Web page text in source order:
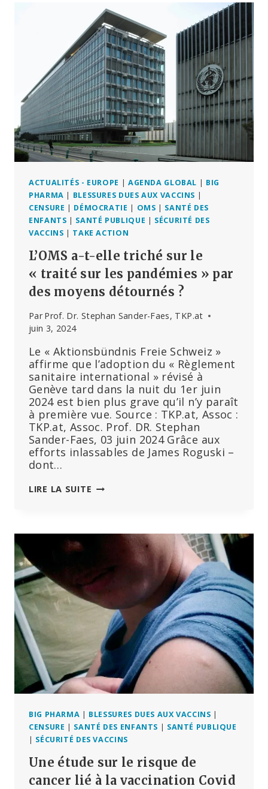
CROIRE
UN
SEUL
MOT »
:
FAUCI
DÉFEND
LES
MESURES
COVID
LORS
D’UNE
CONFRONTATION
AVEC
DES
LÉGISLATEURS
SCEPTIQUES
ACTUALITÉS - EUROPE | AGENDA GLOBAL | BIG
PHARMA | BLESSURES DUES AUX VACCINS |
CENSURE | DÉMOCRATIE | OMS | SANTÉ DES
ENFANTS | SANTÉ PUBLIQUE | SÉCURITÉ DES
VACCINS | TAKE ACTION
L’OMS a-t-elle triché sur le
« traité sur les pandémies » par
des moyens détournés ?
Par Prof. Dr. Stephan Sander-Faes, TKP.at
juin 3, 2024
Le « Aktionsbündnis Freie Schweiz »
affirme que l’adoption du « Règlement
sanitaire international » révisé à
Genève tard dans la nuit du 1er juin
2024 est bien plus grave qu’il n’y paraît
à première vue. Source : TKP.at, Assoc :
TKP.at, Assoc. Prof. DR. Stephan
Sander-Faes, 03 juin 2024 Grâce aux
efforts inlassables de James Roguski –
dont…
LIRE LA SUITE L’OMS
TRICHÉ
« TRAITÉ
LES
PANDÉMIES »
PAR
DES
MOYENS
DÉTOURNÉS
?
BIG PHARMA | BLESSURES DUES AUX VACCINS |
CENSURE | SANTÉ DES ENFANTS | SANTÉ PUBLIQUE
| SÉCURITÉ DES VACCINS
Une étude sur le risque de
cancer lié à la vaccination Covid